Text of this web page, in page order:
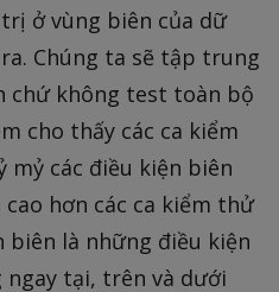
ở vùng biên của dữ
Chúng ta sẽ tập trung
chứ không test toàn bộ
cho thấy các ca kiểm
các điều kiện biên
hơn các ca kiểm thử
biên là những điều kiện
ngay tại, trên và dưới